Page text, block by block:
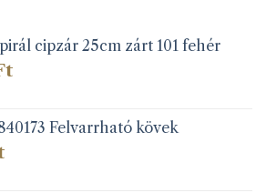
cipzár 25cm zárt 101 fehér
Felvarrható kövek